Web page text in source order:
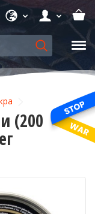
(200